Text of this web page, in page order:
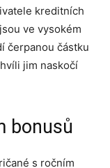
kreditních
ve vysokém
čerpanou částku
jim naskočí
bonusů
s ročním